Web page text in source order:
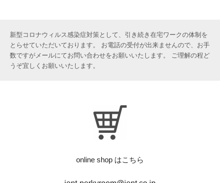
新型コロナウィルス感染症対策として、引き続き在宅ワークの体制を
とらせていただいております。 お電話の受付が出来ませんので、お手
数ですがメールにてお問い合わせをお願いいたします。 ご理解の程ど
うぞ宜しくお願いいたします。
online shop はこちら